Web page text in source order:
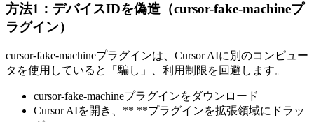
方法1：デバイスIDを偽造（cursor-fake-machineプ
ラグイン）
cursor-fake-machineプラグインは、Cursor AIに別のコンピュー
タを使用していると「騙し」、利用制限を回避します。
cursor-fake-machineプラグインをダウンロード
Cursor AIを開き、** **プラグインを拡張領域にドラッ